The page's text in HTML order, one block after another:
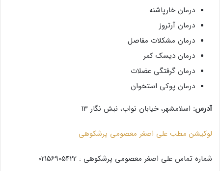
درمان خارپاشنه
درمان آرتروز
درمان مشکلات مفاصل
درمان دیسک کمر
درمان گرفتگی عضلات
درمان پوکی استخوان
آدرس: اسلامشهر، خیابان نواب، نبش نگار 13
لوکیشن مطب علی اصغر معصومی پرشکوهی
شماره تماس علی اصغر معصومی پرشکوهی : 02156905422